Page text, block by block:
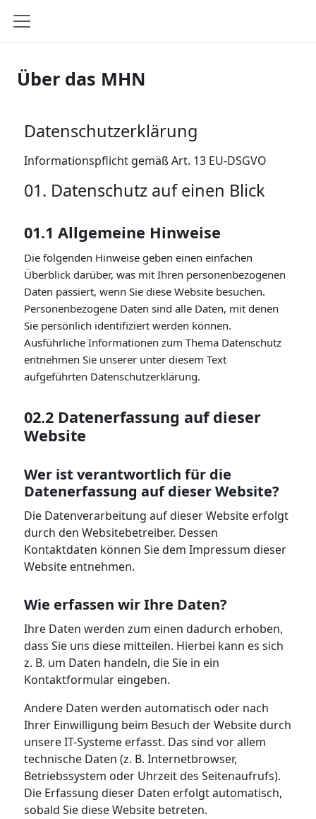
Website-Übersicht
Über das MHN
Datenschutzerklärung
Informationspflicht gemäß Art. 13 EU-DSGVO
01. Datenschutz auf einen Blick
01.1 Allgemeine Hinweise
Die folgenden Hinweise geben einen einfachen
Überblick darüber, was mit Ihren personenbezogenen
Daten passiert, wenn Sie diese Website besuchen.
Personenbezogene Daten sind alle Daten, mit denen
Sie persönlich identifiziert werden können.
Ausführliche Informationen zum Thema Datenschutz
entnehmen Sie unserer unter diesem Text
aufgeführten Datenschutzerklärung.
02.2 Datenerfassung auf dieser
Website
Wer ist verantwortlich für die
Datenerfassung auf dieser Website?
Die Datenverarbeitung auf dieser Website erfolgt
durch den Websitebetreiber. Dessen
Kontaktdaten können Sie dem Impressum dieser
Website entnehmen.
Wie erfassen wir Ihre Daten?
Ihre Daten werden zum einen dadurch erhoben,
dass Sie uns diese mitteilen. Hierbei kann es sich
z. B. um Daten handeln, die Sie in ein
Kontaktformular eingeben.
Andere Daten werden automatisch oder nach
Ihrer Einwilligung beim Besuch der Website durch
unsere IT-Systeme erfasst. Das sind vor allem
technische Daten (z. B. Internetbrowser,
Betriebssystem oder Uhrzeit des Seitenaufrufs).
Die Erfassung dieser Daten erfolgt automatisch,
sobald Sie diese Website betreten.